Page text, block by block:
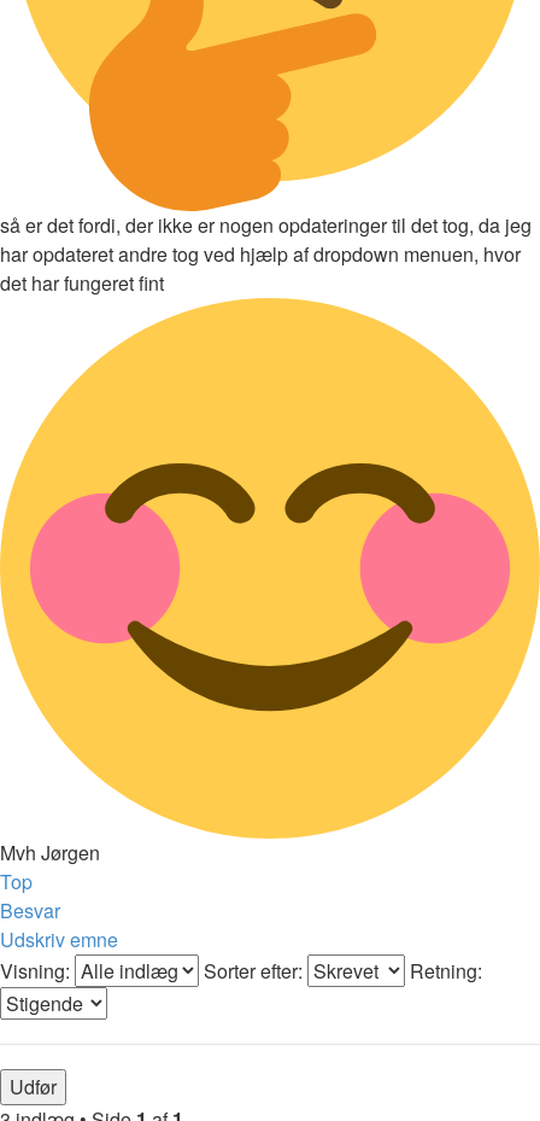
så er det fordi, der ikke er nogen opdateringer til det tog, da jeg
har opdateret andre tog ved hjælp af dropdown menuen, hvor
det har fungeret fint
Mvh Jørgen
Top
Besvar
Udskriv emne
Visning:
Sorter efter: Retning: